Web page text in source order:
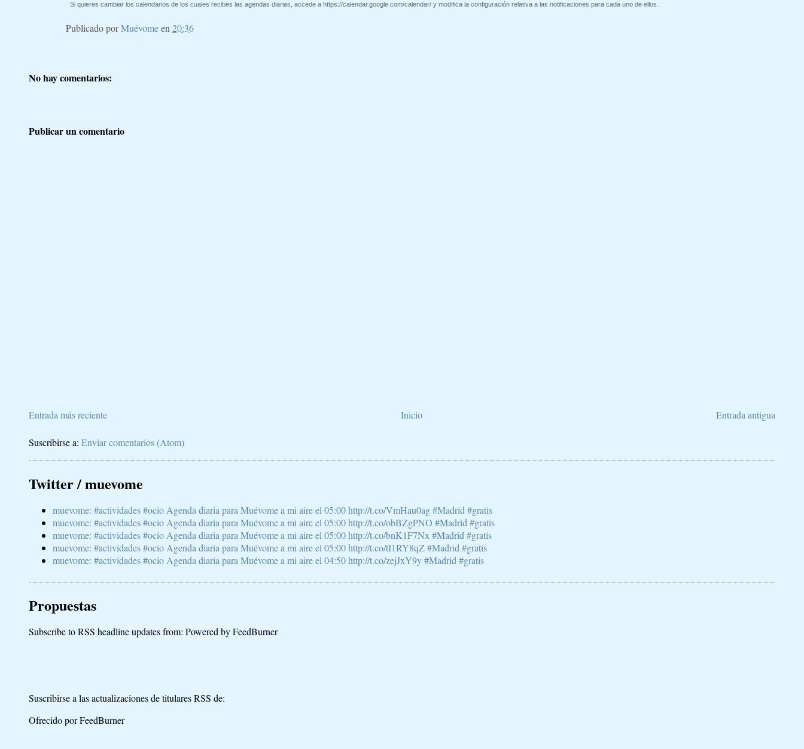
Si quieres cambiar los calendarios de los cuales recibes las agendas diarias, accede a https://calendar.google.com/calendar/ y modifica la configuración relativa a las notificaciones para cada uno de ellos.
Publicado porMuévome en20:36
No hay comentarios:
Publicar un comentario
Entrada más reciente Entrada antigua
Inicio
Suscribirse a: Enviar comentarios (Atom)
Twitter / muevome
muevome: #actividades #ocio Agenda diaria para Muévome a mi aire el 05:00 http://t.co/VmHau0ag #Madrid #gratis
muevome: #actividades #ocio Agenda diaria para Muévome a mi aire el 05:00 http://t.co/obBZgPNO #Madrid #gratis
muevome: #actividades #ocio Agenda diaria para Muévome a mi aire el 05:00 http://t.co/bnK1F7Nx #Madrid #gratis
muevome: #actividades #ocio Agenda diaria para Muévome a mi aire el 05:00 http://t.co/tI1RY8qZ #Madrid #gratis
muevome: #actividades #ocio Agenda diaria para Muévome a mi aire el 04:50 http://t.co/zejJxY9y #Madrid #gratis
Propuestas
Subscribe to RSS headline updates from: Powered by FeedBurner
Suscribirse a las actualizaciones de titulares RSS de:
Ofrecido por FeedBurner